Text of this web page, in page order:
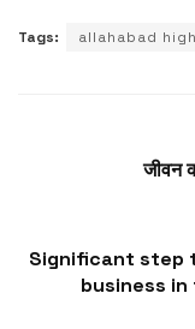
Tags: allahabad
जीवन
Significant step
business